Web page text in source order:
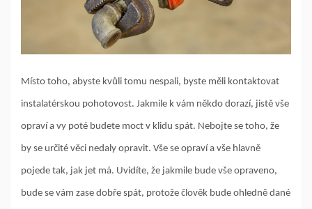
Místo toho, abyste kvůli tomu nespali, byste měli kontaktovat
instalatérskou pohotovost. Jakmile k vám někdo dorazí, jistě vše
opraví a vy poté budete moct v klidu spát. Nebojte se toho, že
by se určité věci nedaly opravit. Vše se opraví a vše hlavně
pojede tak, jak jet má. Uvidíte, že jakmile bude vše opraveno,
bude se vám zase dobře spát, protože člověk bude ohledně dané